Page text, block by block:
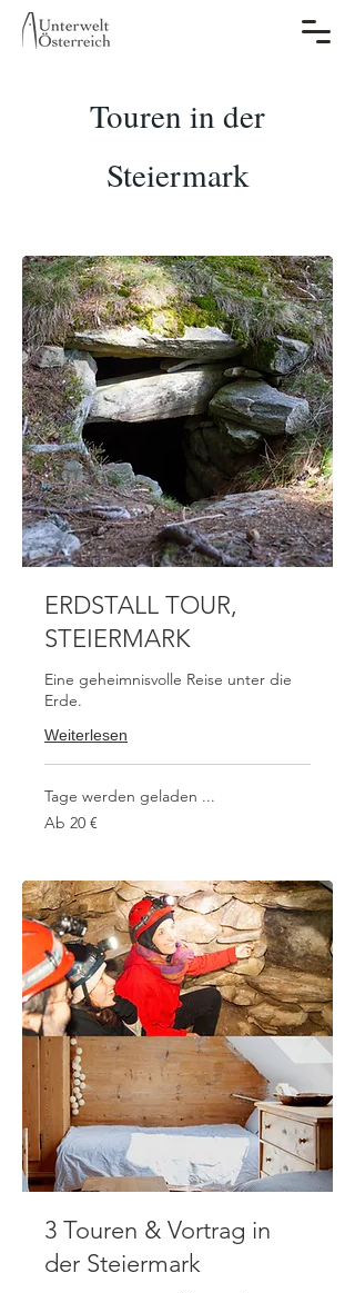
Touren in der
Steiermark
ERDSTALL TOUR,
STEIERMARK
Eine geheimnisvolle Reise unter die
Erde.
Weiterlesen
Tage werden geladen ...
Ab
20
Ab 20 €
3 Touren & Vortrag in
der Steiermark